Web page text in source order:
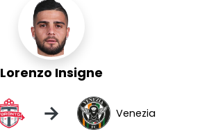
Lorenzo Insigne
→ Venezia